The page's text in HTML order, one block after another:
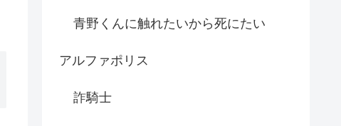
青野くんに触れたいから死にたい
アルファポリス
詐騎士